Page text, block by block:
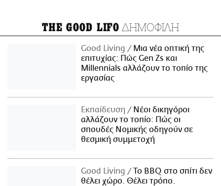
THE GOOD LIFO ΔΗΜΟΦΙΛΗ
Good Living
Μια νέα οπτική της
επιτυχίας: Πώς Gen Zs και
Millennials αλλάζουν το τοπίο της
εργασίας
Εκπαίδευση
Νέοι δικηγόροι
αλλάζουν το τοπίο: Πώς οι
σπουδές Νομικής οδηγούν σε
θεσμική συμμετοχή
Good Living
Το BBQ στο σπίτι δεν
θέλει χώρο. Θέλει τρόπο.